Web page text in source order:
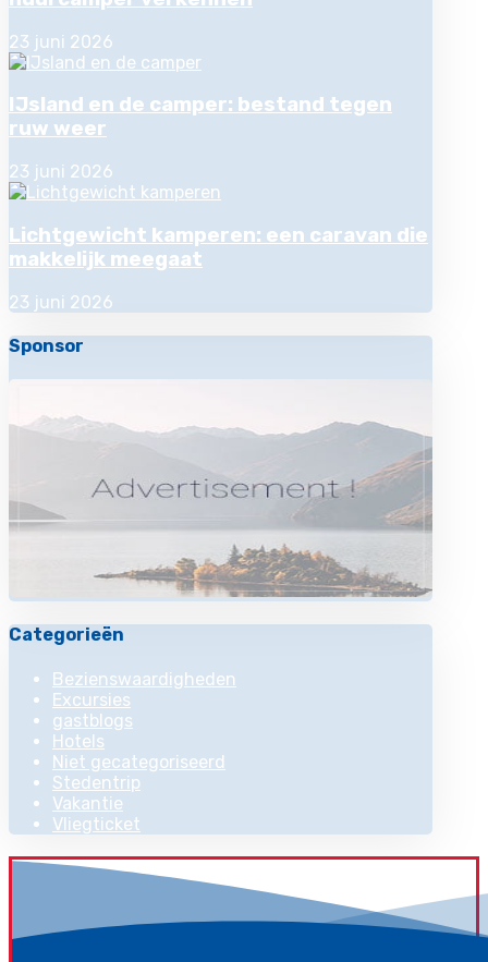
23 juni 2026
IJsland en de camper: bestand tegen
ruw weer
23 juni 2026
Lichtgewicht kamperen: een caravan die
makkelijk meegaat
23 juni 2026
Sponsor
Categorieën
Bezienswaardigheden
Excursies
gastblogs
Hotels
Niet gecategoriseerd
Stedentrip
Vakantie
Vliegticket